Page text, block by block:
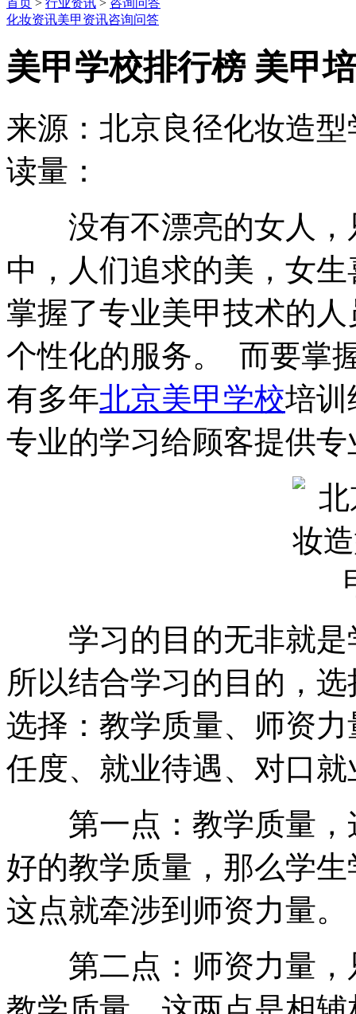
首页 > 行业资讯 > 咨询问答
化妆资讯美甲资讯咨询问答
美甲学校排行榜 美甲
来源：北京良径化妆造型
读量：
没有不漂亮的女人，
中，人们追求的美，女
掌握了专业美甲技术的
个性化的服务。 而要掌
有多年北京美甲学校培训
专业的学习给顾客提供
学习的目的无非就是
所以结合学习的目的，
选择：教学质量、师资
任度、就业待遇、对口
第一点：教学质量，
好的教学质量，那么学
这点就牵涉到师资力量
第二点：师资力量，